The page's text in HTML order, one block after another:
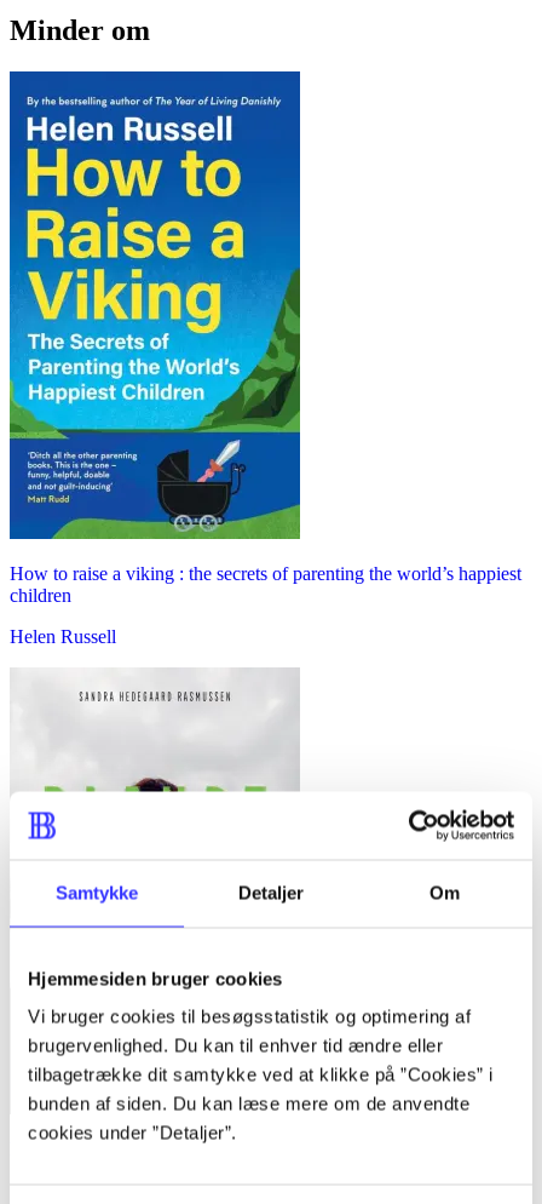
Samtykke Detaljer Om
Hjemmesiden bruger cookies
Vi bruger cookies til besøgsstatistik og optimering af
brugervenlighed. Du kan til enhver tid ændre eller
tilbagetrække dit samtykke ved at klikke på ”Cookies” i
bunden af siden. Du kan læse mere om de anvendte
cookies under ”Detaljer”.
Minder om
How to raise a viking : the secrets of parenting the world’s happiest
children
Helen Russell